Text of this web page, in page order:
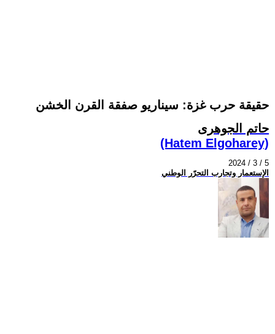
حقيقة حرب غزة: سيناريو صفقة القرن الخشن
حاتم الجوهرى
(Hatem Elgoharey)
2024 / 3 / 5
الإستعمار وتجارب التحرّر الوطني